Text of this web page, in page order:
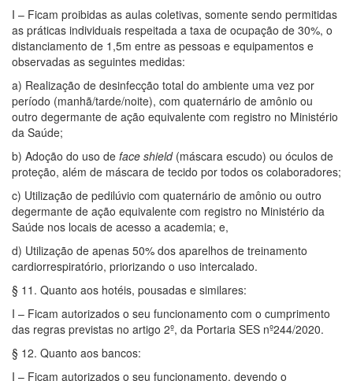
I – Ficam proibidas as aulas coletivas, somente sendo permitidas
as práticas individuais respeitada a taxa de ocupação de 30%, o
distanciamento de 1,5m entre as pessoas e equipamentos e
observadas as seguintes medidas:
a) Realização de desinfecção total do ambiente uma vez por
período (manhã/tarde/noite), com quaternário de amônio ou
outro degermante de ação equivalente com registro no Ministério
da Saúde;
b) Adoção do uso de face shield(máscara escudo) ou óculos de
proteção, além de máscara de tecido por todos os colaboradores;
c) Utilização de pedilúvio com quaternário de amônio ou outro
degermante de ação equivalente com registro no Ministério da
Saúde nos locais de acesso a academia; e,
d) Utilização de apenas 50% dos aparelhos de treinamento
cardiorrespiratório, priorizando o uso intercalado.
§ 11. Quanto aos hotéis, pousadas e similares:
I – Ficam autorizados o seu funcionamento com o cumprimento
das regras previstas no artigo 2º, da Portaria SES nº244/2020.
§ 12. Quanto aos bancos:
I – Ficam autorizados o seu funcionamento, devendo o